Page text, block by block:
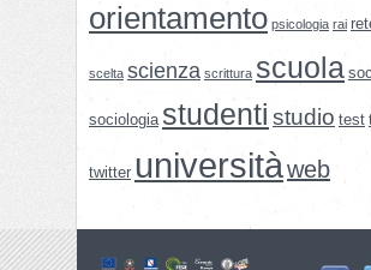
orientamento psicologia rai
scelta scienza scrittura scuola
sociologia studenti studio test
twitter universitàweb